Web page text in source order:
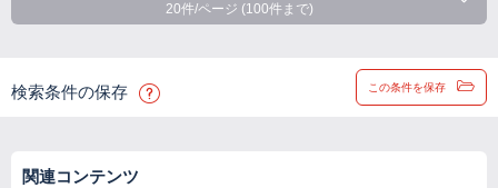
20件/ページ (100件まで)
検索条件の保存 この条件を保存
関連コンテンツ